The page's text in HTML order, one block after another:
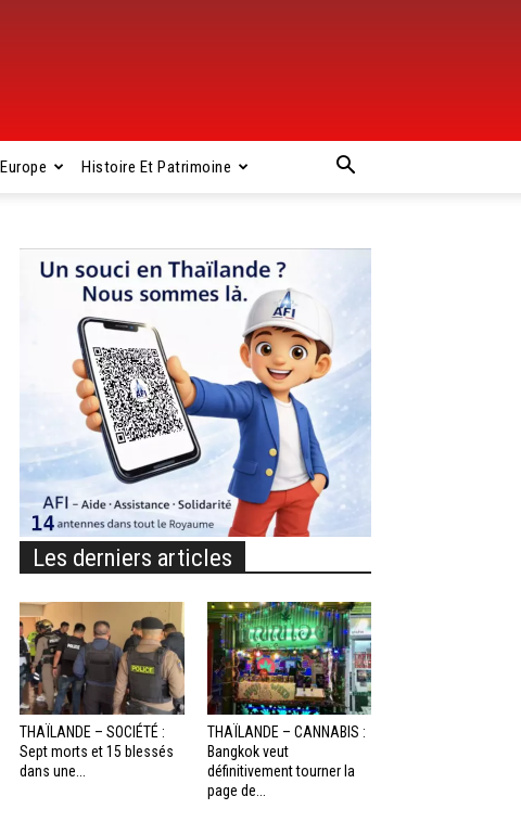
Histoire Et Patrimoine
Les derniers articles
THAÏLANDE – SOCIÉTÉ :
Sept morts et 15 blessés
dans une...
THAÏLANDE – CANNABIS :
Bangkok veut
définitivement tourner la
page de...